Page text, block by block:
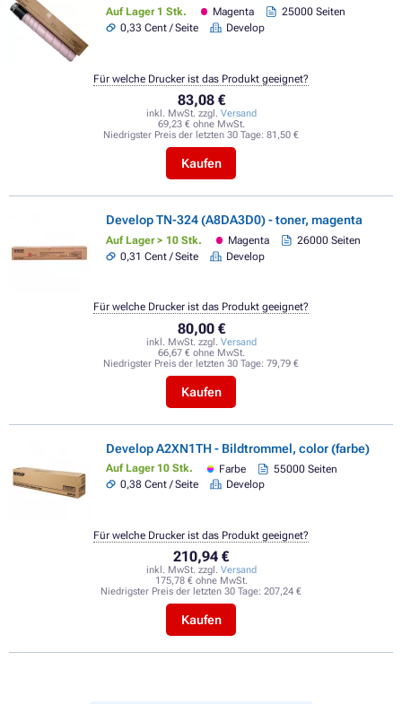
Auf Lager 1 Stk. Magenta
25000 Seiten
0,33 Cent / Seite
Develop
83,08 €
inkl. MwSt. zzgl. Versand
69,23 € ohne MwSt.
Niedrigster Preis der letzten 30 Tage: 81,50 €
Kaufen
Für welche Drucker ist das Produkt geeignet?
Develop TN-324 (A8DA3D0) - toner, magenta
Auf Lager > 10 Stk. Magenta
26000 Seiten
0,31 Cent / Seite
Develop
80,00 €
inkl. MwSt. zzgl. Versand
66,67 € ohne MwSt.
Niedrigster Preis der letzten 30 Tage: 79,79 €
Kaufen
Für welche Drucker ist das Produkt geeignet?
Develop A2XN1TH - Bildtrommel, color (farbe)
Auf Lager 10 Stk. Farbe
55000 Seiten
0,38 Cent / Seite
Develop
210,94 €
inkl. MwSt. zzgl. Versand
175,78 € ohne MwSt.
Niedrigster Preis der letzten 30 Tage: 207,24 €
Kaufen
Für welche Drucker ist das Produkt geeignet?